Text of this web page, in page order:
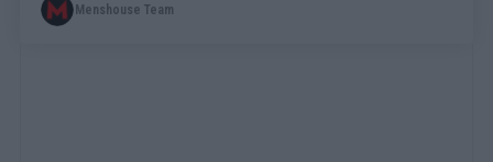
Menshouse Team